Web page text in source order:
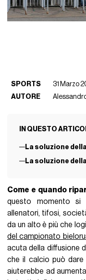
SPORTS
31 Marzo
AUTORE
IN QUESTO
La soluzione
La soluzione
Come e quando
questo momento si
allenatori, tifosi,
da un alto è più che
del campionato
acuta della diffusione
che il calcio può
aiuterebbe ad